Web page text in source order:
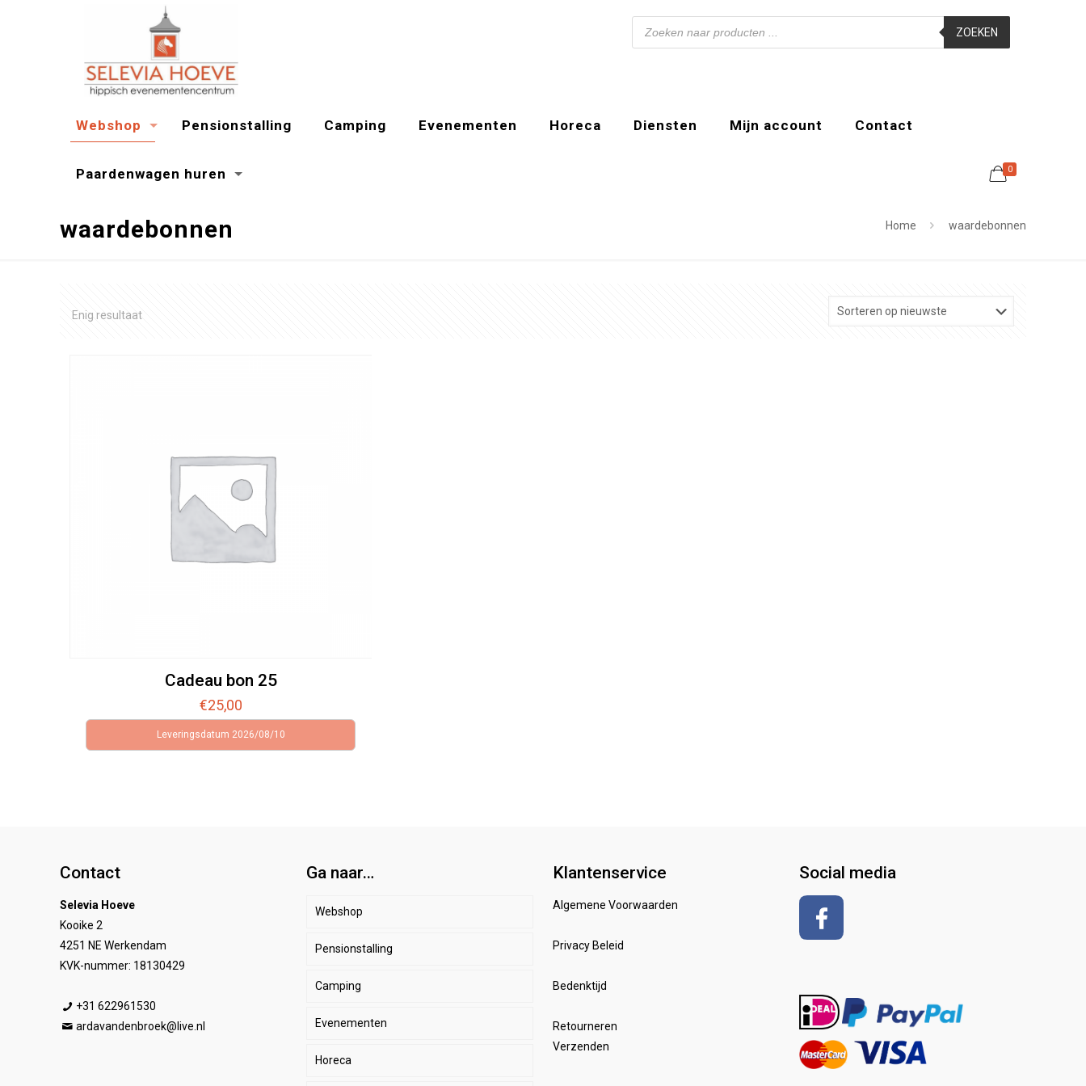
Webshop Pensionstalling Camping Evenementen Horeca Diensten Mijn account Contact
Paardenwagen huren
Producten
zoeken
ZOEKEN
0
waardebonnen Home waardebonnen
Enig resultaat
Cadeau bon 25
€25,00
Leveringsdatum 2026/08/10
Contact
Selevia Hoeve
Kooike 2
4251 NE Werkendam
KVK-nummer: 18130429
+31 622961530
ardavandenbroek@live.nl
Ga naar…
Webshop
Paard
Beenbeschermers
EHBO
Dekens
Ruiter
Herenkleding
Dames paardrijkleding
Stal
SALE
Pensionstalling
Camping
Evenementen
Horeca
Klantenservice
Algemene Voorwaarden
Privacy Beleid
Bedenktijd
Retourneren
Verzenden
Social media